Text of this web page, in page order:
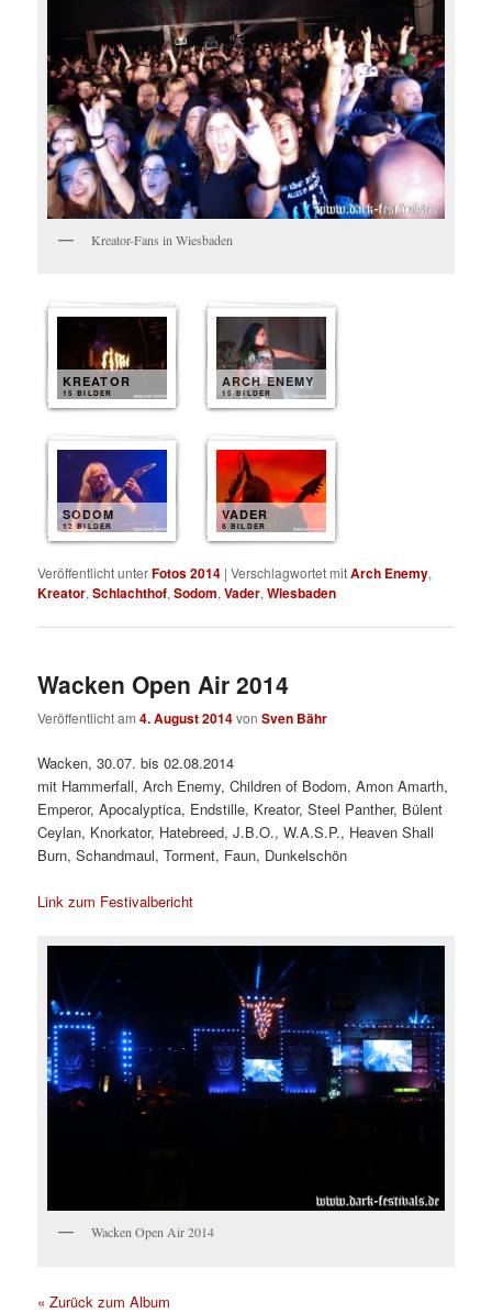
Kreator-Fans in Wiesbaden
KREATOR
15 BILDER
ARCH ENEMY
15 BILDER
SODOM
12 BILDER
VADER
8 BILDER
Veröffentlicht unterFotos 2014 |Verschlagwortet mitArch Enemy,
Kreator,Schlachthof,Sodom,Vader,Wiesbaden
Wacken Open Air 2014
Veröffentlicht am4. August 2014vonSven Bähr
Wacken, 30.07. bis 02.08.2014
mit Hammerfall, Arch Enemy, Children of Bodom, Amon Amarth,
Emperor, Apocalyptica, Endstille, Kreator, Steel Panther, Bülent
Ceylan, Knorkator, Hatebreed, J.B.O., W.A.S.P., Heaven Shall
Burn, Schandmaul, Torment, Faun, Dunkelschön
Link zum Festivalbericht
Wacken Open Air 2014
« Zurück zum Album